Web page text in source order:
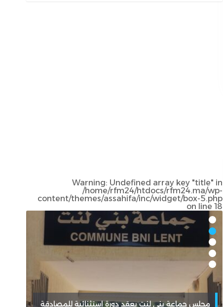
Warning: Undefined array key "title" in
/home/rfm24/htdocs/rfm24.ma/wp-
content/themes/assahifa/inc/widget/box-5.php
on line 18
مجلس جماعة بني لنت يعقد دورة استثنائية للمصادقة